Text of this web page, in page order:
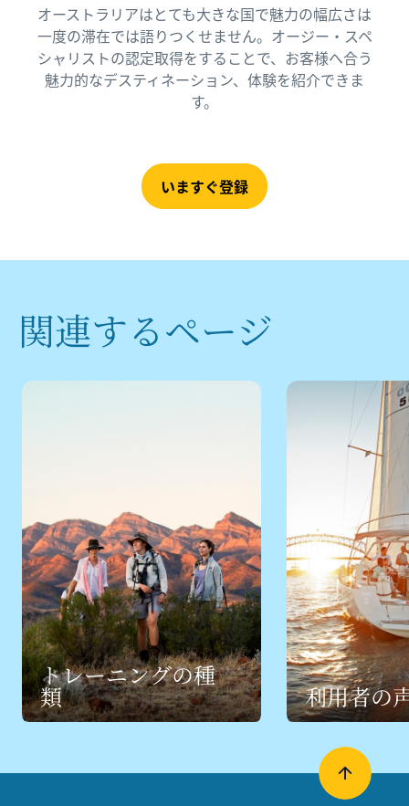
オーストラリアはとても大きな国で魅力の幅広さは
一度の滞在では語りつくせません。オージー・スペ
シャリストの認定取得をすることで、お客様へ合う
魅力的なデスティネーション、体験を紹介できま
す。
いますぐ登録
関連するページ
トレーニングの種
類 利用者の